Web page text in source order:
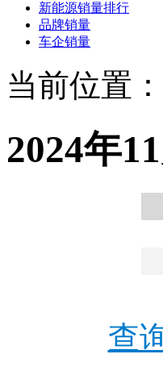
新能源销量排行
品牌销量
车企销量
当前位置：
2024年
查